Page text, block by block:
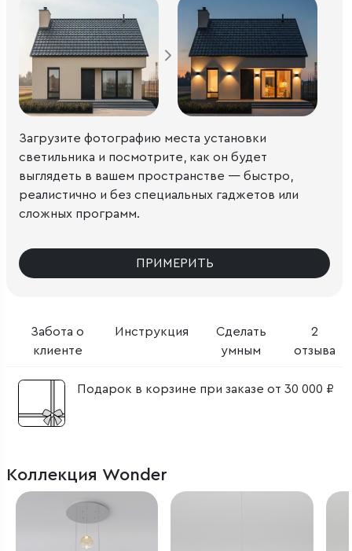
Забота о
клиенте
Инструкция
Сделать
умным
2
отзыва
Подарок в корзине при заказе от 30 000 ₽
Загрузите фотографию места установки
светильника и посмотрите, как он будет
выглядеть в вашем пространстве — быстро,
реалистично и без специальных гаджетов или
сложных программ.
ПРИМЕРИТЬ
Коллекция Wonder